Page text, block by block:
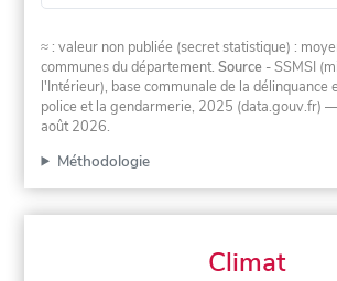
≈ : valeur non publiée (secret statistique) :
communes du département.Source - SSMSI
l'Intérieur), base communale de la délinquance
police et la gendarmerie, 2025 (data.gouv.fr) —
août 2026.
Méthodologie
Climat